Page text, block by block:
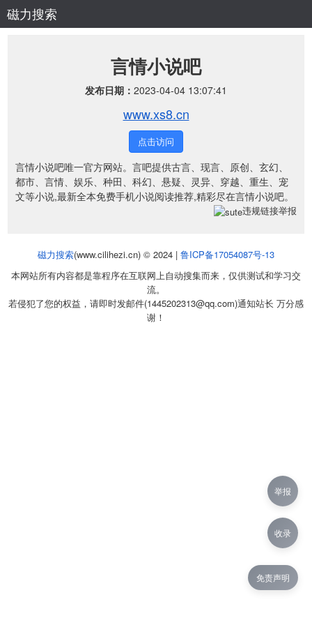
磁力搜索
言情小说吧
发布日期： 2023-04-04 13:07:41
www.xs8.cn
点击访问
言情小说吧唯一官方网站。言吧提供古言、现言、原创、玄幻、
都市、言情、娱乐、种田、科幻、悬疑、灵异、穿越、重生、宠
文等小说,最新全本免费手机小说阅读推荐,精彩尽在言情小说吧。
违规链接举报
磁力搜索(www.cilihezi.cn) © 2024 | 鲁ICP备17054087号-13
本网站所有内容都是靠程序在互联网上自动搜集而来，仅供测试和学习交
流。
若侵犯了您的权益，请即时发邮件(1445202313@qq.com)通知站长 万分感
谢！
免责声明
举报
收录